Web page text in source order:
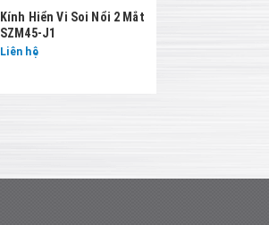
Kính Hiển Vi Soi Nổi 2 Mắt
SZM45-J1
Liên hệ